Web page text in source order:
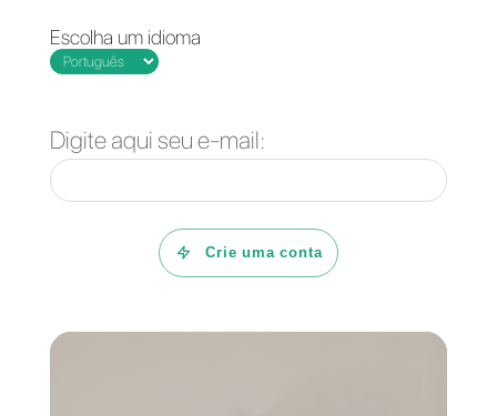
Não hesite em entrar em
de atender rapidamente ao seu
pedido.